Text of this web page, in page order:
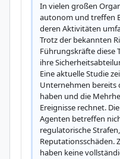
In vielen großen
autonom und treffen
deren Aktivitäten
Trotz der bekannten
Führungskräfte diese
ihre
Eine aktuelle Studie
Unternehmen bereits
haben und die
Ereignisse rechnet.
Agenten betreffen
regulatorische
Reputationsschäden.
haben keine